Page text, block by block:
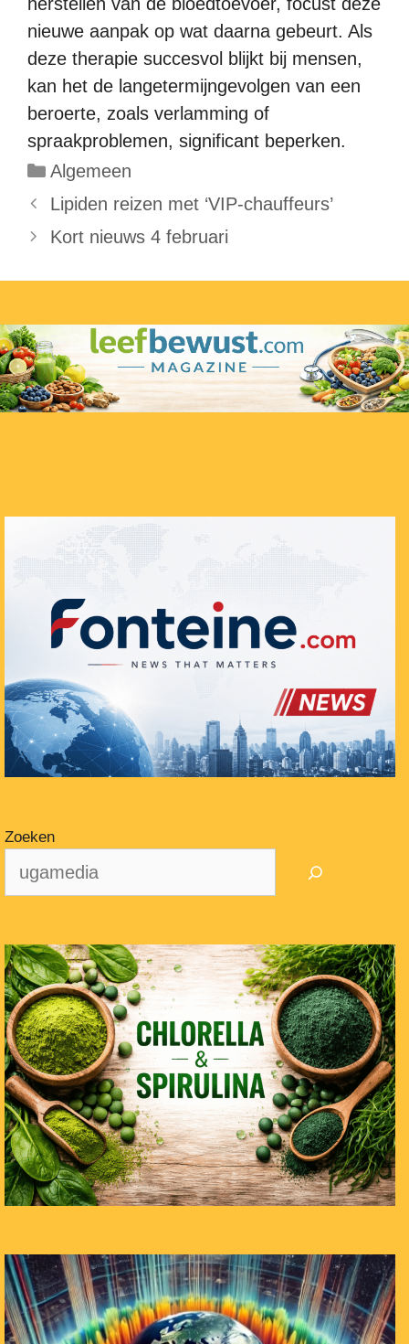
nieuwe aanpak op wat daarna gebeurt. Als
deze therapie succesvol blijkt bij mensen,
kan het de langetermijngevolgen van een
beroerte, zoals verlamming of
spraakproblemen, significant beperken.
Categorieën
Algemeen
Lipiden reizen met ‘VIP-chauffeurs’
Kort nieuws 4 februari
Zoeken